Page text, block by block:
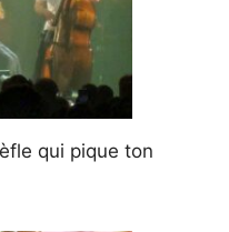
qui pique ton